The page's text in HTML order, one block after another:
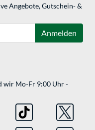
Angebote, Gutschein- &
Anmelden
wir Mo-Fr 9:00 Uhr -